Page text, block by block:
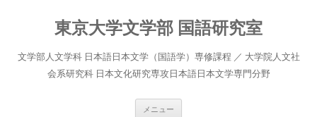
へ
ス
東京大学文学部 国語研究室
文学部人文学科 日本語日本文学（国語学）専修課程 ／ 大学院人文社
会系研究科 日本文化研究専攻日本語日本文学専門分野
メニュー